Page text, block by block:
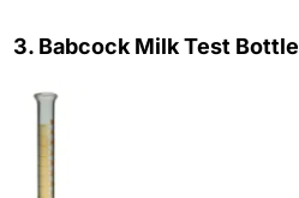
3. Babcock Milk Test Bottle